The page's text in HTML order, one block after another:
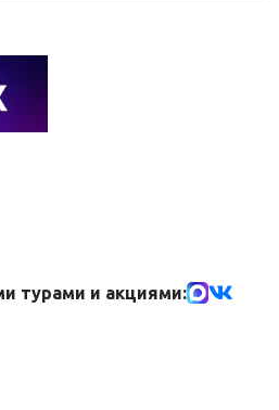
турами и акциями: